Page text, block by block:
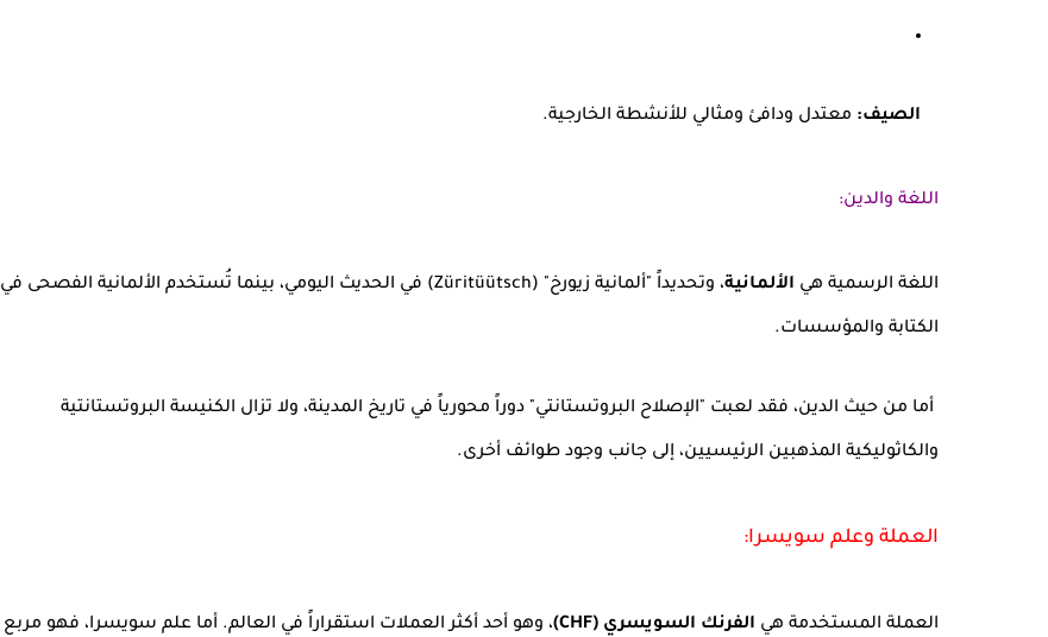
الصيف: معتدل ودافئ ومثالي للأنشطة الخارجية.
اللغة والدين:
اللغة الرسمية هي الألمانية ، وتحديداً "ألمانية زيورخ" (Züritüütsch) في الحديث اليومي، بينما تُستخدم الألمانية الفصحى في
الكتابة والمؤسسات.
أما من حيث الدين، فقد لعبت "الإصلاح البروتستانتي" دوراً محورياً في تاريخ المدينة، ولا تزال الكنيسة البروتستانتية
والكاثوليكية المذهبين الرئيسيين، إلى جانب وجود طوائف أخرى.
العملة وعلم سويسرا:
العملة المستخدمة هي الفرنك السويسري (CHF) ، وهو أحد أكثر العملات استقراراً في العالم. أما علم سويسرا، فهو مربع